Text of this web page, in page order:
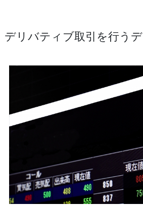
デリバティブ取引を行う